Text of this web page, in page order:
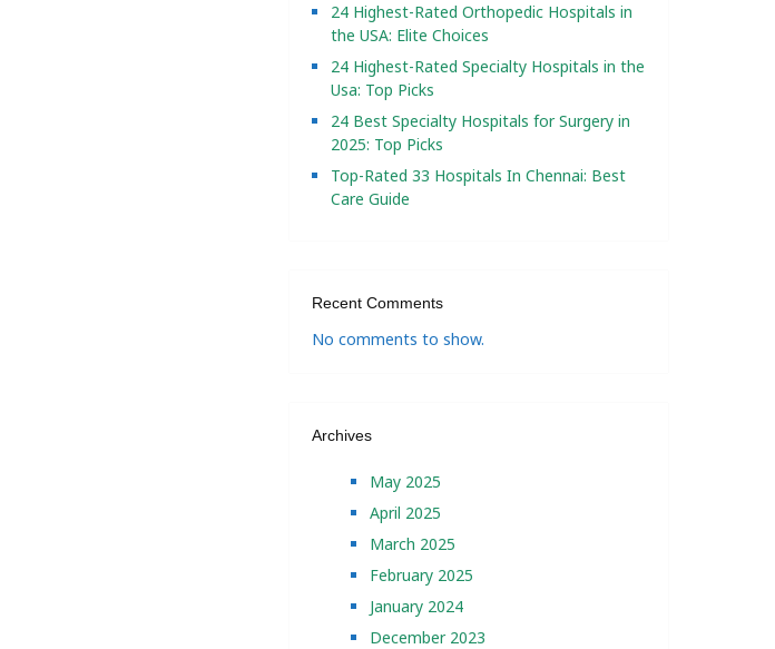
24 Highest-Rated Orthopedic Hospitals in
the USA: Elite Choices
24 Highest-Rated Specialty Hospitals in the
Usa: Top Picks
24 Best Specialty Hospitals for Surgery in
2025: Top Picks
Top-Rated 33 Hospitals In Chennai: Best
Care Guide
Recent Comments
No comments to show.
Archives
May 2025
April 2025
March 2025
February 2025
January 2024
December 2023